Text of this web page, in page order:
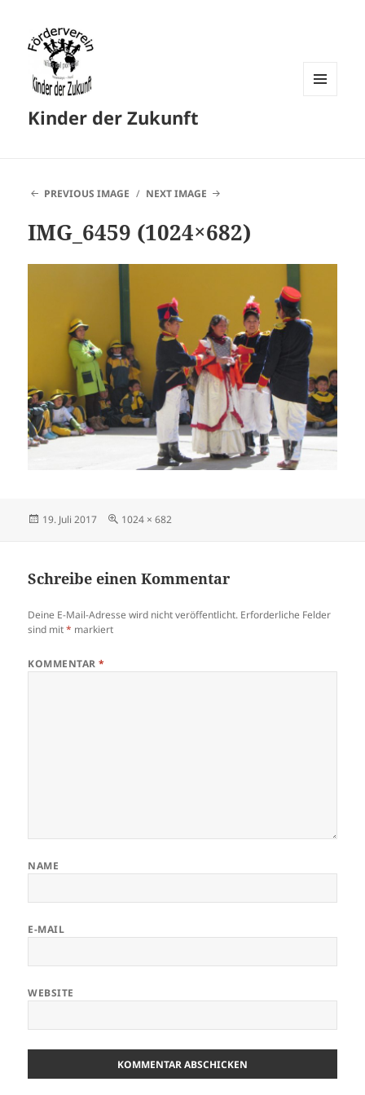
Kinder der Zukunft
PREVIOUS IMAGE NEXT IMAGE
IMG_6459 (1024×682)
Posted
19. Juli 2017
Full
1024 × 682
Schreibe einen Kommentar
Deine E-Mail-Adresse wird nicht veröffentlicht. Erforderliche Felder
sind mit* markiert
KOMMENTAR*
NAME
E-MAIL
WEBSITE